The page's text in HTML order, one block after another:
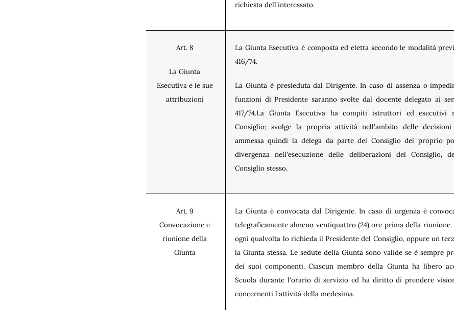
richiesta dell'interessato.
Art. 8
La Giunta
Esecutiva e le sue
attribuzioni
La Giunta Esecutiva è composta ed eletta secondo le modalità
416/74.
La Giunta è presieduta dal Dirigente. In caso di assenza o
funzioni di Presidente saranno svolte dal docente delegato ai
417/74.La Giunta Esecutiva ha compiti istruttori ed esecutivi
Consiglio; svolge la propria attività nell'ambito delle
ammessa quindi la delega da parte del Consiglio del proprio
divergenza nell'esecuzione delle deliberazioni del Consiglio,
Consiglio stesso.
Art. 9
Convocazione e
riunione della
Giunta
La Giunta è convocata dal Dirigente. In caso di urgenza è
telegraficamente almeno ventiquattro (24) ore prima della
ogni qualvolta lo richieda il Presidente del Consiglio, oppure un
la Giunta stessa. Le sedute della Giunta sono valide se è sempre
dei suoi componenti. Ciascun membro della Giunta ha libero
Scuola durante l'orario di servizio ed ha diritto di prendere
concernenti l'attività della medesima.